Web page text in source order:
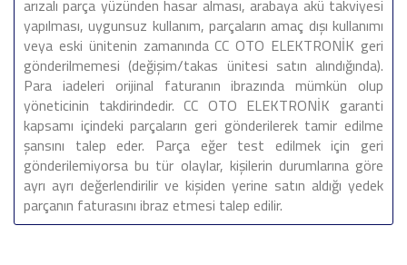
arızalı parça yüzünden hasar alması, arabaya akü takviyesi
yapılması, uygunsuz kullanım, parçaların amaç dışı kullanımı
veya eski ünitenin zamanında CC OTO ELEKTRONİK geri
gönderilmemesi (değişim/takas ünitesi satın alındığında).
Para iadeleri orijinal faturanın ibrazında mümkün olup
yöneticinin takdirindedir. CC OTO ELEKTRONİK garanti
kapsamı içindeki parçaların geri gönderilerek tamir edilme
şansını talep eder. Parça eğer test edilmek için geri
gönderilemiyorsa bu tür olaylar, kişilerin durumlarına göre
ayrı ayrı değerlendirilir ve kişiden yerine satın aldığı yedek
parçanın faturasını ibraz etmesi talep edilir.